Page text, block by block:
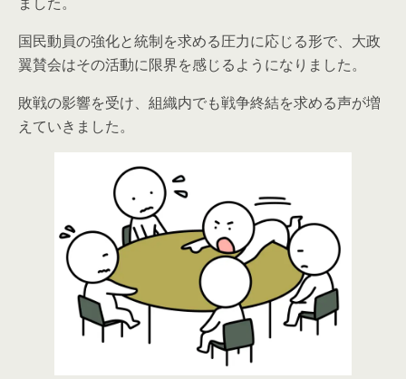
国民動員の強化と統制を求める圧力に応じる形で、大政
翼賛会はその活動に限界を感じるようになりました。
敗戦の影響を受け、組織内でも戦争終結を求める声が増
えていきました。